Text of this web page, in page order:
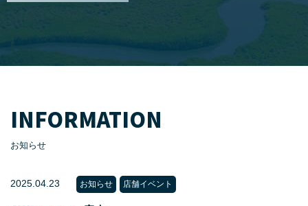
INFORMATION
お知らせ
2025.04.23 お知らせ 店舗イベント